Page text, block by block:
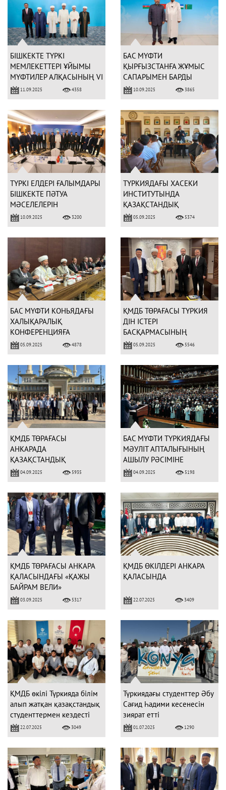
БІШКЕКТЕ ТҮРКІ
МЕМЛЕКЕТТЕРІ ҰЙЫМЫ
МҮФТИЛЕР АЛҚАСЫНЫҢ VI
МӘЖІЛІСІ БАСТАЛДЫ
11.09.2025 4358
БАС МҮФТИ
ҚЫРҒЫЗСТАНҒА ЖҰМЫС
САПАРЫМЕН БАРДЫ
10.09.2025 3865
ТҮРКІ ЕЛДЕРІ ҒАЛЫМДАРЫ
БІШКЕКТЕ ПӘТУА
МӘСЕЛЕЛЕРІН
ТАЛҚЫЛАДЫ
10.09.2025 3200
ТҮРКИЯДАҒЫ ХАСЕКИ
ИНСТИТУТЫНДА
ҚАЗАҚСТАНДЫҚ
ШӘКІРТТЕРМЕН РУХАНИ
КЕЗДЕСУ ӨТТІ
05.09.2025 5374
БАС МҮФТИ КОНЬЯДАҒЫ
ХАЛЫҚАРАЛЫҚ
КОНФЕРЕНЦИЯҒА
ҚАТЫСТЫ
05.09.2025 4878
ҚМДБ ТӨРАҒАСЫ ТҮРКИЯ
ДІН ІСТЕРІ
БАСҚАРМАСЫНЫҢ
ТӨРАҒАСЫ ӘЛИ ЕРБАШПЕН
КЕЗДЕСТІ
05.09.2025 5546
ҚМДБ ТӨРАҒАСЫ
АНКАРАДА
ҚАЗАҚСТАНДЫҚ
СТУДЕНТТЕРМЕН КЕЗДЕСТІ
04.09.2025 5935
БАС МҮФТИ ТҮРКИЯДАҒЫ
МӘУЛІТ АПТАЛЫҒЫНЫҢ
АШЫЛУ РӘСІМІНЕ
ҚАТЫСТЫ
04.09.2025 5198
ҚМДБ ТӨРАҒАСЫ АНКАРА
ҚАЛАСЫНДАҒЫ «ҚАЖЫ
БАЙРАМ ВЕЛИ»
КЕСЕНЕСІНЕ ЗИЯРАТ
ЖАСАДЫ
03.09.2025 5317
ҚМДБ ӨКІЛДЕРІ АНКАРА
ҚАЛАСЫНДА
22.07.2025 3409
ҚМДБ өкілі Түркияда білім
алып жатқан қазақстандық
студенттермен кездесті
22.07.2025 3049
Түркиядағы студенттер Әбу
Сағид Һадими кесенесін
зиярат етті
01.07.2025 1290